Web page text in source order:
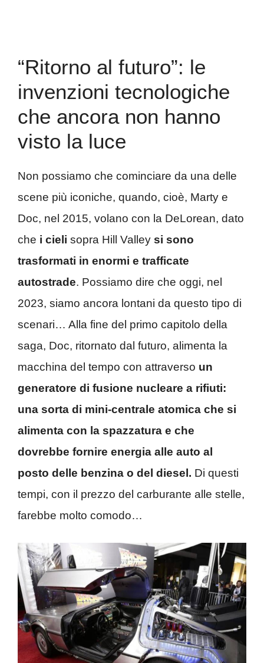
“Ritorno al futuro”: le
invenzioni tecnologiche
che ancora non hanno
visto la luce
Non possiamo che cominciare da una delle
scene più iconiche, quando, cioè, Marty e
Doc, nel 2015, volano con la DeLorean, dato
che i cieli sopra Hill Valley si sono
trasformati in enormi e trafficate
autostrade. Possiamo dire che oggi, nel
2023, siamo ancora lontani da questo tipo di
scenari… Alla fine del primo capitolo della
saga, Doc, ritornato dal futuro, alimenta la
macchina del tempo con attraverso un
generatore di fusione nucleare a rifiuti:
una sorta di mini-centrale atomica che si
alimenta con la spazzatura e che
dovrebbe fornire energia alle auto al
posto delle benzina o del diesel. Di questi
tempi, con il prezzo del carburante alle stelle,
farebbe molto comodo…